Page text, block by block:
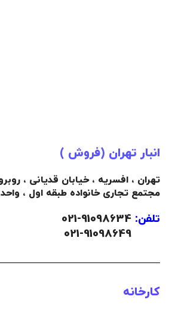
انبار تهران (فروش )
تهران ، افسریه ، خیابان قدیانی ،
مجتمع تجاری خانواده طبقه اول ، واحد 138
تلفن:
کارخانه